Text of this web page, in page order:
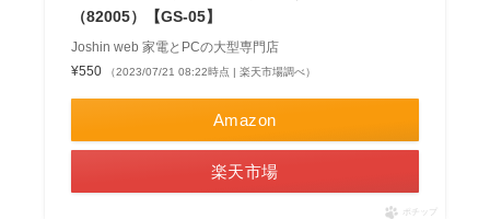
（82005）【GS-05】
Joshin web 家電とPCの大型専門店
¥550
（2023/07/21 08:22時点 | 楽天市場調べ）
Amazon
楽天市場
ポチップ